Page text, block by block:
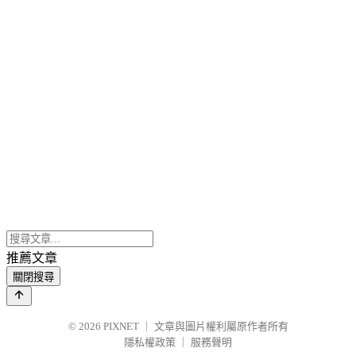
推薦文章
關閉搜尋
© 2026 PIXNET
文章與圖片權利屬原作者所有
隱私權政策
服務聲明